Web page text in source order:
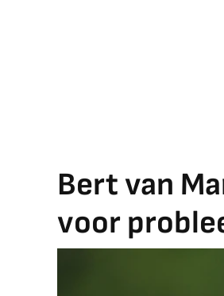
Bert van
voor